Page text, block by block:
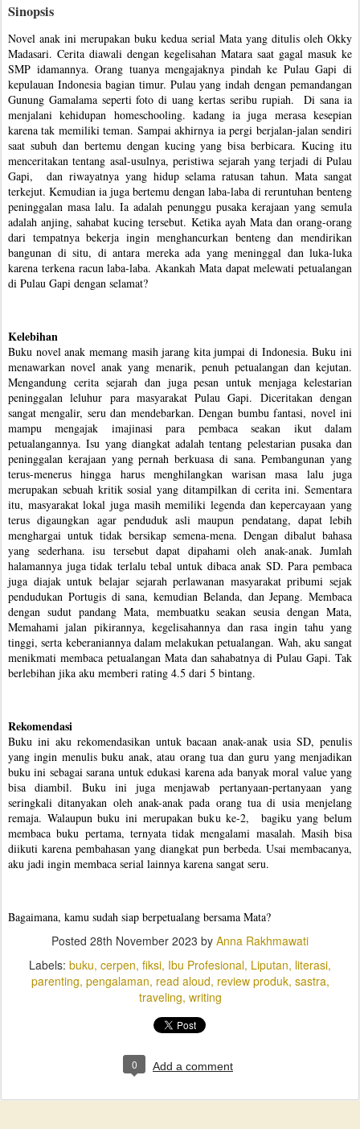
Sinopsis
Novel anak ini merupakan buku kedua serial Mata yang ditulis oleh Okky
Madasari. Cerita diawali dengan kegelisahan Matara saat gagal masuk ke
SMP idamannya. Orang tuanya mengajaknya pindah ke Pulau Gapi di
kepulauan Indonesia bagian timur. Pulau yang indah dengan pemandangan
Gunung Gamalama seperti foto di uang kertas seribu rupiah.  Di sana ia
menjalani kehidupan homeschooling. kadang ia juga merasa kesepian
karena tak memiliki teman. Sampai akhirnya ia pergi berjalan-jalan sendiri
saat subuh dan bertemu dengan kucing yang bisa berbicara. Kucing itu
menceritakan tentang asal-usulnya, peristiwa sejarah yang terjadi di Pulau
Gapi,  dan riwayatnya yang hidup selama ratusan tahun. Mata sangat
terkejut. Kemudian ia juga bertemu dengan laba-laba di reruntuhan benteng
peninggalan masa lalu. Ia adalah penunggu pusaka kerajaan yang semula
adalah anjing, sahabat kucing tersebut. Ketika ayah Mata dan orang-orang
dari tempatnya bekerja ingin menghancurkan benteng dan mendirikan
bangunan di situ, di antara mereka ada yang meninggal dan luka-luka
karena terkena racun laba-laba. Akankah Mata dapat melewati petualangan
di Pulau Gapi dengan selamat?
Kelebihan
Buku novel anak memang masih jarang kita jumpai di Indonesia. Buku ini
menawarkan novel anak yang menarik, penuh petualangan dan kejutan.
Mengandung cerita sejarah dan juga pesan untuk menjaga kelestarian
peninggalan leluhur para masyarakat Pulau Gapi. Diceritakan dengan
sangat mengalir, seru dan mendebarkan. Dengan bumbu fantasi, novel ini
mampu mengajak imajinasi para pembaca seakan ikut dalam
petualangannya. Isu yang diangkat adalah tentang pelestarian pusaka dan
peninggalan kerajaan yang pernah berkuasa di sana. Pembangunan yang
terus-menerus hingga harus menghilangkan warisan masa lalu juga
merupakan sebuah kritik sosial yang ditampilkan di cerita ini. Sementara
itu, masyarakat lokal juga masih memiliki legenda dan kepercayaan yang
terus digaungkan agar penduduk asli maupun pendatang, dapat lebih
menghargai untuk tidak bersikap semena-mena. Dengan dibalut bahasa
yang sederhana. isu tersebut dapat dipahami oleh anak-anak. Jumlah
halamannya juga tidak terlalu tebal untuk dibaca anak SD. Para pembaca
juga diajak untuk belajar sejarah perlawanan masyarakat pribumi sejak
pendudukan Portugis di sana, kemudian Belanda, dan Jepang. Membaca
dengan sudut pandang Mata, membuatku seakan seusia dengan Mata,
Memahami jalan pikirannya, kegelisahannya dan rasa ingin tahu yang
tinggi, serta keberaniannya dalam melakukan petualangan. Wah, aku sangat
menikmati membaca petualangan Mata dan sahabatnya di Pulau Gapi. Tak
berlebihan jika aku memberi rating 4.5 dari 5 bintang.
Rekomendasi
Buku ini aku rekomendasikan untuk bacaan anak-anak usia SD, penulis
yang ingin menulis buku anak, atau orang tua dan guru yang menjadikan
buku ini sebagai sarana untuk edukasi karena ada banyak moral value yang
bisa diambil. Buku ini juga menjawab pertanyaan-pertanyaan yang
seringkali ditanyakan oleh anak-anak pada orang tua di usia menjelang
remaja. Walaupun buku ini merupakan buku ke-2,  bagiku yang belum
membaca buku pertama, ternyata tidak mengalami masalah. Masih bisa
diikuti karena pembahasan yang diangkat pun berbeda. Usai membacanya,
aku jadi ingin membaca serial lainnya karena sangat seru.
Bagaimana, kamu sudah siap berpetualang bersama Mata?
Posted 28th November 2023 by Anna Rakhmawati
Labels: buku cerpen fiksi Ibu Profesional Liputan literasi
parenting pengalaman read aloud review produk sastra
traveling writing
0 Add a comment